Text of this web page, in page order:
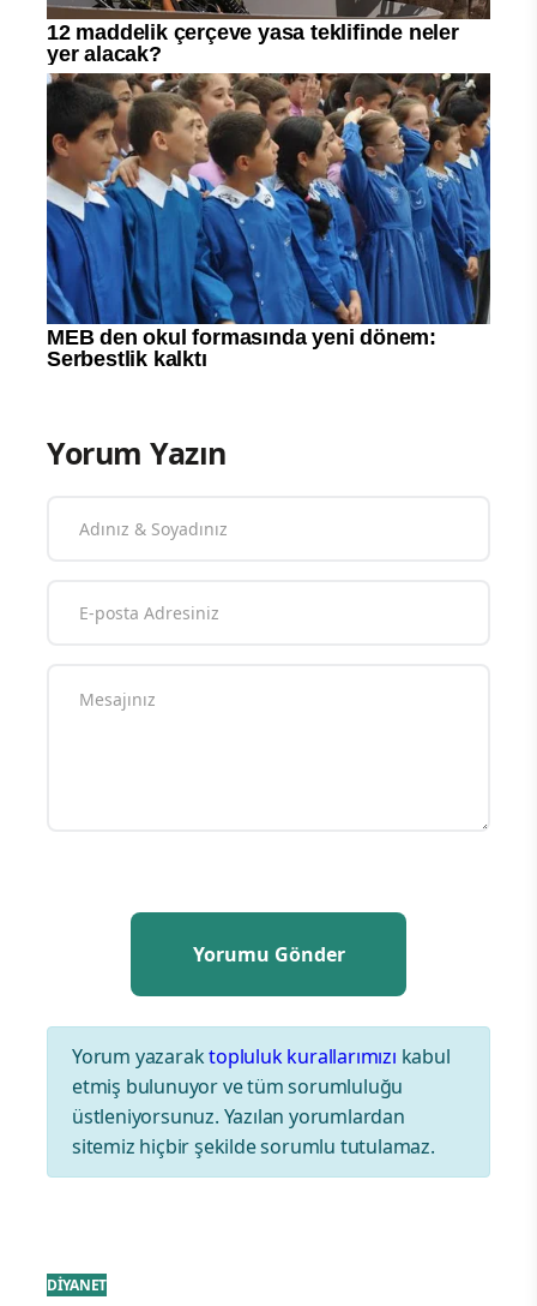
Yorum Yazın
Yorum yazaraktopluluk kurallarımızı kabul
etmiş bulunuyor ve tüm sorumluluğu
üstleniyorsunuz. Yazılan yorumlardan
sitemiz hiçbir şekilde sorumlu tutulamaz.
DİYANET